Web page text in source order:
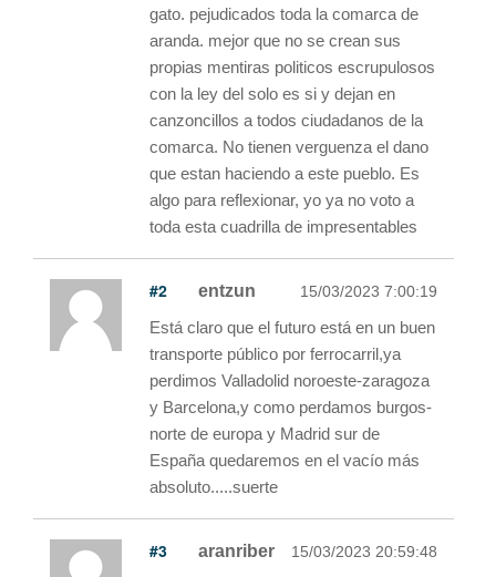
gato. pejudicados toda la comarca de
aranda. mejor que no se crean sus
propias mentiras politicos escrupulosos
con la ley del solo es si y dejan en
canzoncillos a todos ciudadanos de la
comarca. No tienen verguenza el dano
que estan haciendo a este pueblo. Es
algo para reflexionar, yo ya no voto a
toda esta cuadrilla de impresentables
#2 entzun 15/03/2023 7:00:19
Está claro que el futuro está en un buen
transporte público por ferrocarril,ya
perdimos Valladolid noroeste-zaragoza
y Barcelona,y como perdamos burgos-
norte de europa y Madrid sur de
España quedaremos en el vacío más
absoluto.....suerte
#3 aranriber 15/03/2023 20:59:48